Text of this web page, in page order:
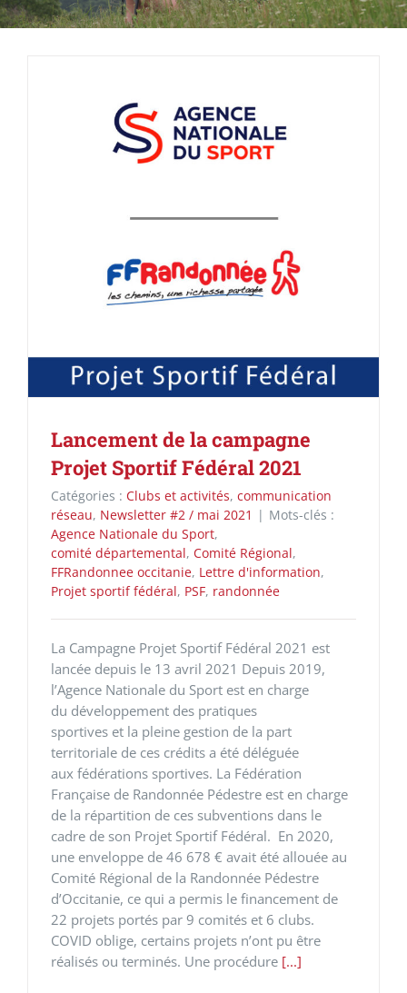
Lancement de la campagne
Projet Sportif Fédéral 2021
Catégories : Clubs et activités, communication
réseau, Newsletter #2 / mai 2021 | Mots-clés :
Agence Nationale du Sport,
comité départemental, Comité Régional,
FFRandonnee occitanie, Lettre d'information,
Projet sportif fédéral, PSF, randonnée
La Campagne Projet Sportif Fédéral 2021 est
lancée depuis le 13 avril 2021 Depuis 2019,
l’Agence Nationale du Sport est en charge
du développement des pratiques
sportives et la pleine gestion de la part
territoriale de ces crédits a été déléguée
aux fédérations sportives. La Fédération
Française de Randonnée Pédestre est en charge
de la répartition de ces subventions dans le
cadre de son Projet Sportif Fédéral. En 2020,
une enveloppe de 46 678 € avait été allouée au
Comité Régional de la Randonnée Pédestre
d’Occitanie, ce qui a permis le financement de
22 projets portés par 9 comités et 6 clubs.
COVID oblige, certains projets n’ont pu être
réalisés ou terminés. Une procédure [...]